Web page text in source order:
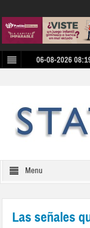
06-08-2026
Menu
Las señales